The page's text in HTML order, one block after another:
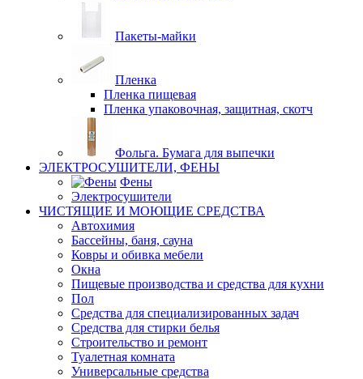
Пакеты-майки
Пленка
Пленка пищевая
Пленка упаковочная, защитная, скотч
Фольга. Бумага для выпечки
ЭЛЕКТРОСУШИТЕЛИ, ФЕНЫ
Фены
Электросушители
ЧИСТЯЩИЕ И МОЮЩИЕ СРЕДСТВА
Автохимия
Бассейны, баня, сауна
Ковры и обивка мебели
Окна
Пищевые производства и средства для кухни
Пол
Средства для специализированных задач
Средства для стирки белья
Строительство и ремонт
Туалетная комната
Универсальные средства